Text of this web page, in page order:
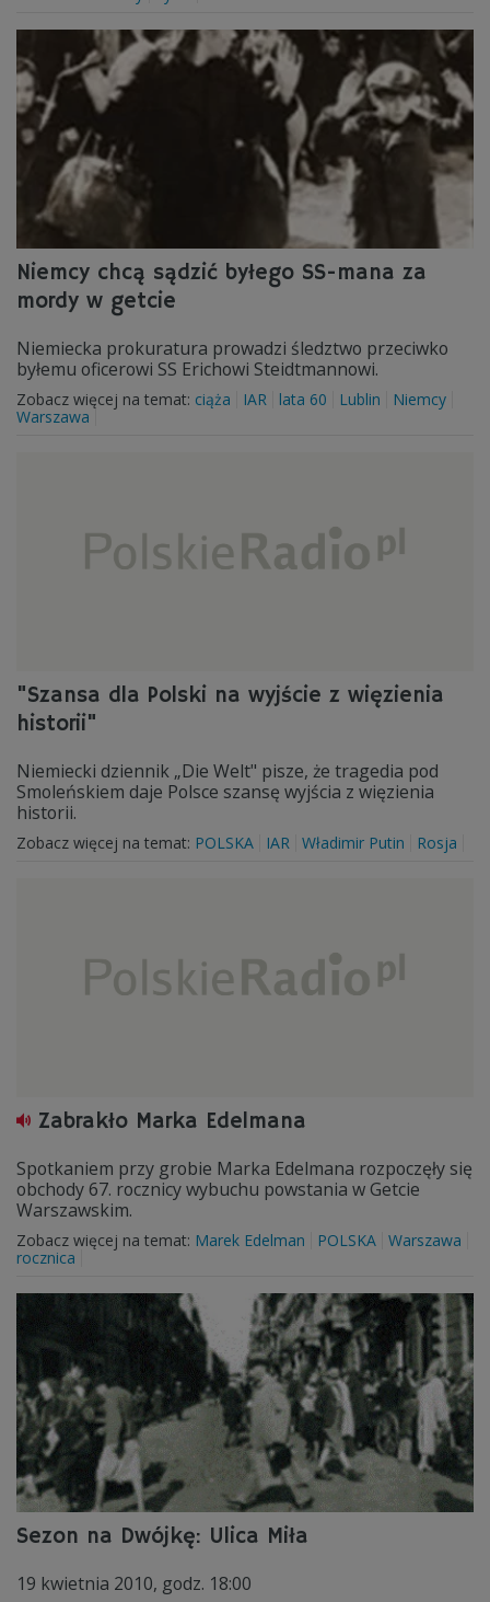
Niemcy chcą sądzić byłego SS-mana za
mordy w getcie
Niemiecka prokuratura prowadzi śledztwo przeciwko
byłemu oficerowi SS Erichowi Steidtmannowi.
Zobacz więcej na temat: ciąża IAR lata 60 Lublin
Niemcy
Warszawa
"Szansa dla Polski na wyjście z więzienia
historii"
Niemiecki dziennik „Die Welt" pisze, że tragedia pod
Smoleńskiem daje Polsce szansę wyjścia z więzienia
historii.
Zobacz więcej na temat: POLSKA IAR Władimir Putin Rosja
Zabrakło Marka Edelmana
Spotkaniem przy grobie Marka Edelmana rozpoczęły się
obchody 67. rocznicy wybuchu powstania w Getcie
Warszawskim.
Zobacz więcej na temat: Marek Edelman POLSKA Warszawa
rocznica
Sezon na Dwójkę: Ulica Miła
19 kwietnia 2010, godz. 18:00